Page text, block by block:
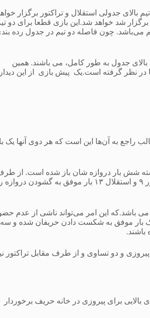
بالای جدولی استقلال و تراکتور برگزار
این شهر برگزار شد خواهد شد.این بازی قطعا برای دو
می‌باشد. چون فاصله دو تیم در جدول رده
جدول به طور کامل، می باشند. همین
در نظر گرفته است.یک پیش بازی از این دیدار
راجع به آن‌ها این است که هر دوی آنها یک
گذشته شش بار دروازه شان باز شده است. از
مقابل خط حمله استقلال نسبت به رقیب امروز خود بهتر عمل کرده است به طوری که تراکتور ۹ و استقلال ۱۳ بار موفق به
باشد.که این امر می‌تواند ناشی از عدم
یک بار موفق به شکست دادن حریفان شده و سه
پیروزی و دو تساوی و از طرف مقابل تراکتور
بالایی برای پیروزی در خانه حریف برخوردار